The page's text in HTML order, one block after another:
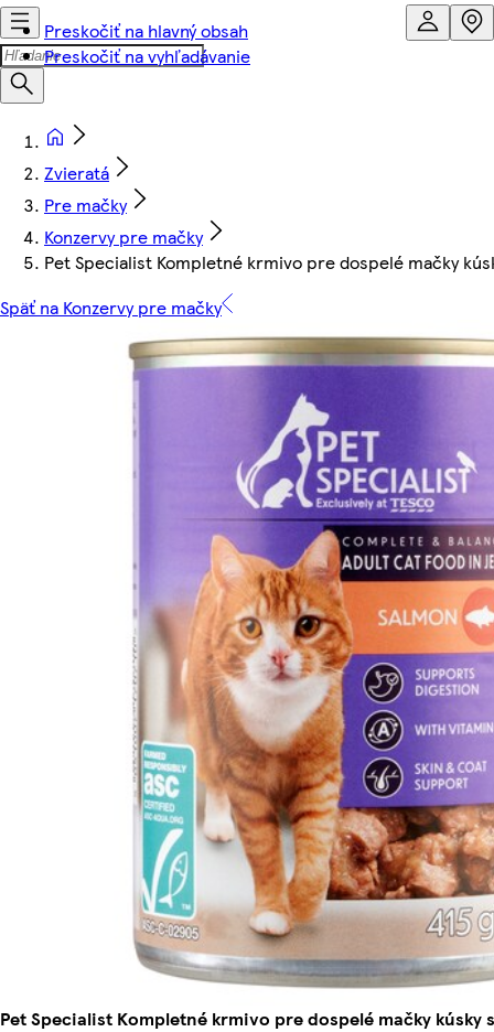
Preskočiť na hlavný obsah
Preskočiť na vyhľadávanie
Zvieratá
Pre mačky
Konzervy pre mačky
Pet Specialist Kompletné krmivo pre dospelé mačky
Späť na Konzervy pre mačky
Pet Specialist Kompletné krmivo pre dospelé mačky kúsky